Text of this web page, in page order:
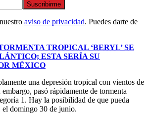
Suscribirme
aviso de privacidad. Puedes darte de
TROPICAL ‘BERYL’ SE
ESTA SERÍA SU
MÉXICO
una depresión tropical con vientos de
pasó rápidamente de tormenta
1. Hay la posibilidad de que pueda
el domingo 30 de junio.